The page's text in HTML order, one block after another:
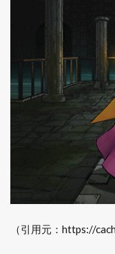
（引用元：https://